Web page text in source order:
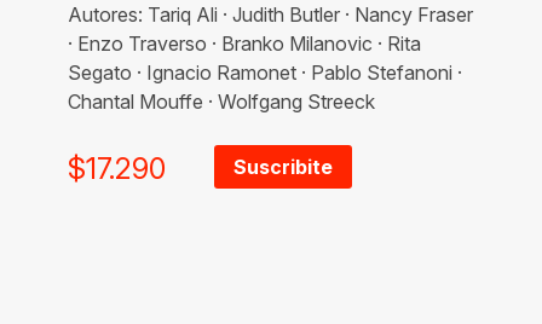
Autores: Tariq Ali · Judith Butler · Nancy Fraser
· Enzo Traverso · Branko Milanovic · Rita
Segato · Ignacio Ramonet · Pablo Stefanoni ·
Chantal Mouffe · Wolfgang Streeck
$17.290 Suscribite